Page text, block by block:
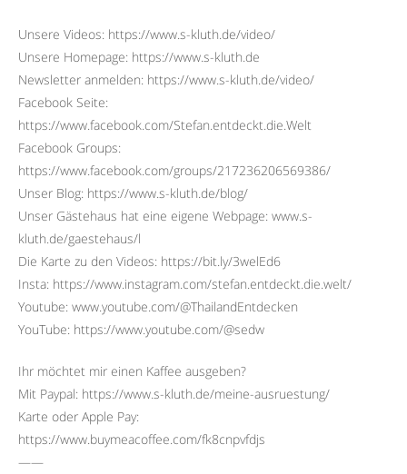
Unsere Videos: https://www.s-kluth.de/video/
Unsere Homepage: https://www.s-kluth.de
Newsletter anmelden: https://www.s-kluth.de/video/
Facebook Seite:
https://www.facebook.com/Stefan.entdeckt.die.Welt
Facebook Groups:
https://www.facebook.com/groups/217236206569386/
Unser Blog: https://www.s-kluth.de/blog/
Unser Gästehaus hat eine eigene Webpage: www.s-
kluth.de/gaestehaus/l
Die Karte zu den Videos: https://bit.ly/3welEd6
Insta: https://www.instagram.com/stefan.entdeckt.die.welt/
Youtube: www.youtube.com/@ThailandEntdecken
YouTube: https://www.youtube.com/@sedw
Ihr möchtet mir einen Kaffee ausgeben?
Mit Paypal: https://www.s-kluth.de/meine-ausruestung/
Karte oder Apple Pay:
https://www.buymeacoffee.com/fk8cnpvfdjs
——